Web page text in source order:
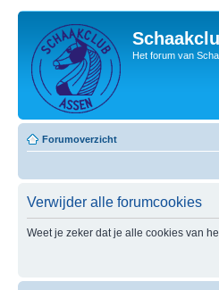
Het forum van
Forumoverzicht
Verwijder alle forumcookies
Weet je zeker dat je alle cookies van